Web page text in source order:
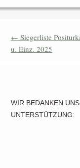
← Siegerliste
u. Einz. 2025
WIR BEDANKEN
UNTERSTÜTZUNG: